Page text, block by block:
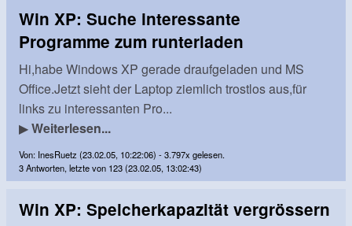
Win XP: Suche interessante
Programme zum runterladen
Hi,habe Windows XP gerade draufgeladen und MS
Office.Jetzt sieht der Laptop ziemlich trostlos aus,für
links zu interessanten Pro...
▶Weiterlesen...
Von: InesRuetz (23.02.05, 10:22:06) - 3.797x gelesen.
3 Antworten, letzte von 123 (23.02.05, 13:02:43)
Win XP: Speicherkapazität vergrössern